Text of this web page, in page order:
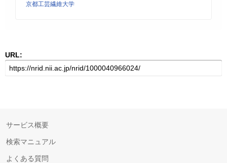
京都工芸繊維大学
URL:
サービス概要
検索マニュアル
よくある質問